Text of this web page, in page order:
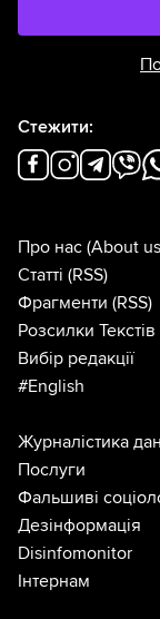
Стежити:
Про нас (About
Статті (RSS)
Фрагменти (RSS)
Розсилки Текстів
Вибір редакції
#English
Журналістика
Послуги
Фальшиві
Дезінформація
Disinfomonitor
Інтернам